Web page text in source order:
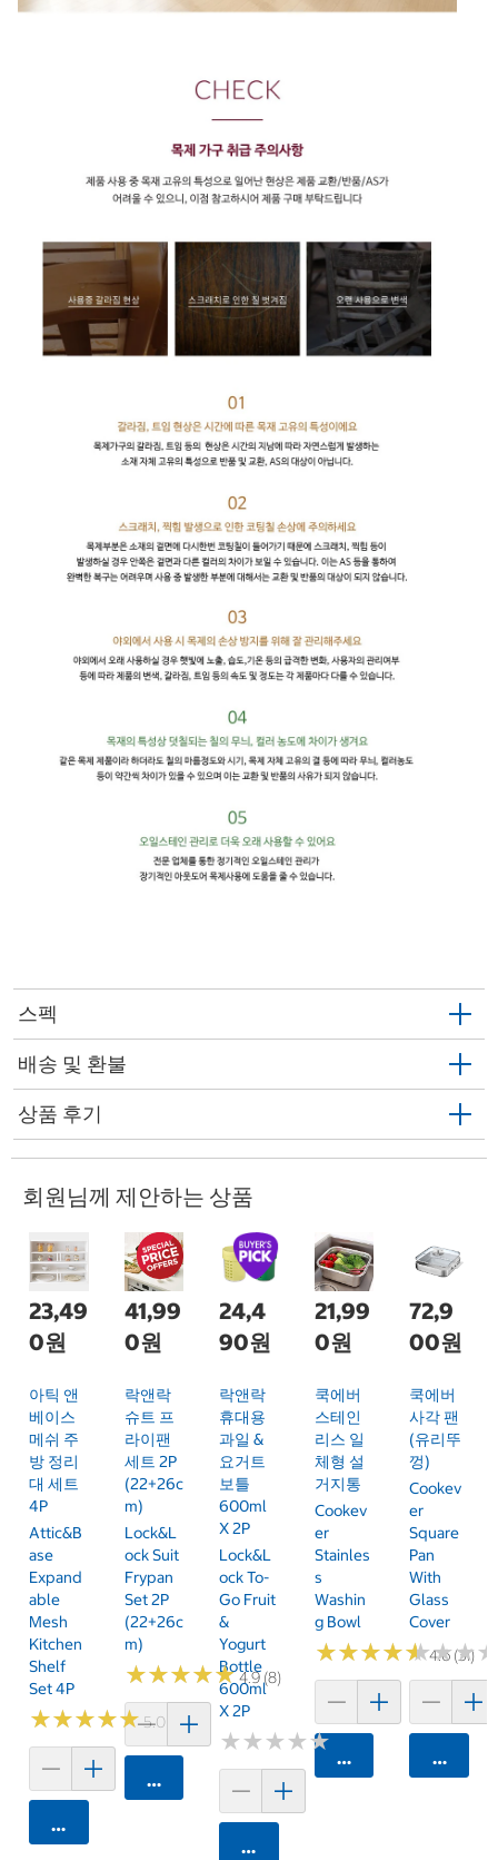
스펙
배송 및 환불
상품 후기
회원님께 제안하는 상품
23,49
0원
아틱 앤
베이스
메쉬 주
방 정리
대 세트
4P
Attic&B
Ase
Expand
Able
Mesh
Kitchen
Shelf
Set 4P
★★★★★
★★★★★5.0 (2)
카트에 담기
41,99
0원
락앤락
슈트 프
라이팬
세트 2P
(22+26c
M)
Lock&L
Ock Suit
Frypan
Set 2P
(22+26c
M)
★★★★★
★★★★★4.9 (8)
카트에 담기
24,4
90원
락앤락
휴대용
과일 &
요거트
보틀
600ml
X 2P
Lock&L
Ock To-
Go Fruit
&
Yogurt
Bottle
600ml
X 2P
★★★★★
★★★★★
카트에 담기
21,99
0원
쿡에버
스테인
리스 일
체형 설
거지통
Cookev
Er
Stainles
S
Washin
G Bowl
★★★★★
★★★★★4.6 (31)
카트에 담기
72,9
00원
쿡에버
사각 팬
(유리뚜
껑)
Cookev
Er
Square
Pan
With
Glass
Cover
★★★
★★★
카트에